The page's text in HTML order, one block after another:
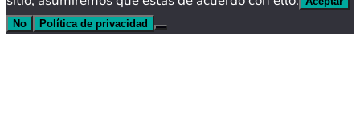
No
Política de privacidad